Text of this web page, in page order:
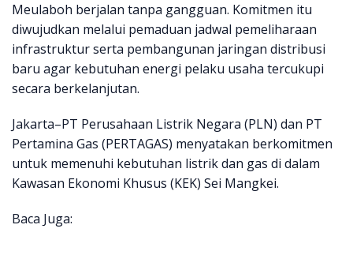
Meulaboh berjalan tanpa gangguan. Komitmen itu
diwujudkan melalui pemaduan jadwal pemeliharaan
infrastruktur serta pembangunan jaringan distribusi
baru agar kebutuhan energi pelaku usaha tercukupi
secara berkelanjutan.
Jakarta–PT Perusahaan Listrik Negara (PLN) dan PT
Pertamina Gas (PERTAGAS) menyatakan berkomitmen
untuk memenuhi kebutuhan listrik dan gas di dalam
Kawasan Ekonomi Khusus (KEK) Sei Mangkei.
Baca Juga: